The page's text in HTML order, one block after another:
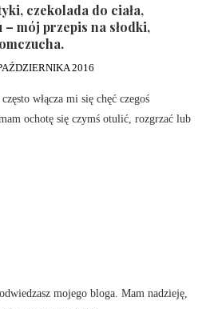
czekolada do ciała,
– mój przepis na słodki,
2016
włącza mi się chęć czegoś
ochotę się czymś otulić, rozgrzać lub
mojego bloga. Mam nadzieję,